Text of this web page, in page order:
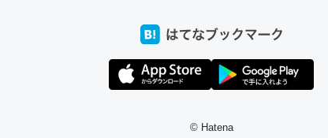
ょうど同じ理由でEcho Show 8を設定中でした。Primeとか
る。一生で親と会える残り時間を日数にすると1週間とかの人が
実質100倍以上に伸ばす効果があるはず……
まにLINEするくらいだった遠方の父67歳と僕。ITツール導入でコミュニケ
© Hatena